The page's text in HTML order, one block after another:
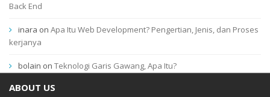
Back End
inara on Apa Itu Web Development? Pengertian, Jenis, dan Proses
kerjanya
bolain on Teknologi Garis Gawang, Apa Itu?
ABOUT US